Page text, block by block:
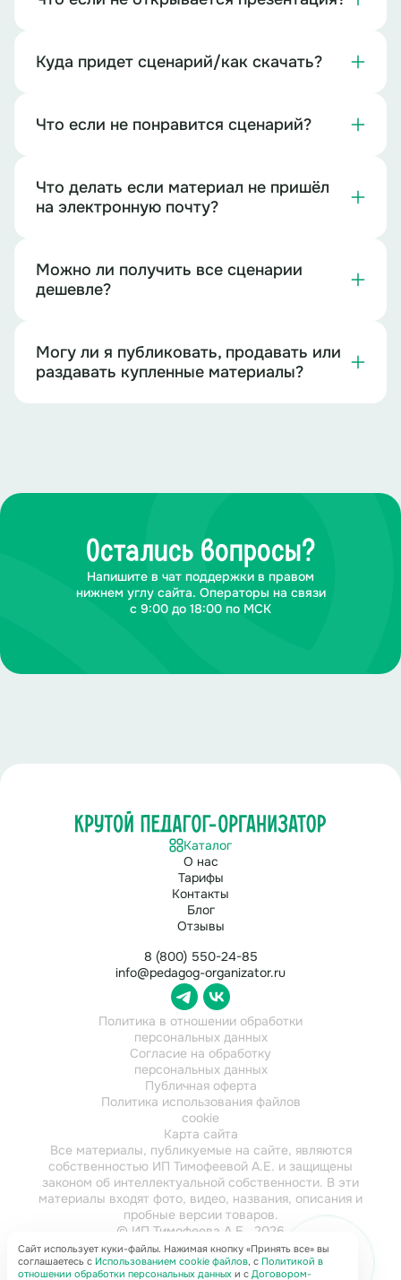
Куда придет сценарий/как скачать?
Что если не понравится сценарий?
Что делать если материал не пришёл
на электронную почту?
Можно ли получить все сценарии
дешевле?
Могу ли я публиковать, продавать или
раздавать купленные материалы?
Остались вопросы?
Напишите в чат поддержки в правом
нижнем углу сайта. Операторы на связи
с 9:00 до 18:00 по МСК
Каталог
О нас
Тарифы
Контакты
Блог
Отзывы
8 (800) 550-24-85
info@pedagog-organizator.ru
Политика в отношении обработки
персональных данных
Согласие на обработку
персональных данных
Публичная оферта
Политика использования файлов
cookie
Карта сайта
Все материалы, публикуемые на сайте, являются
собственностью ИП Тимофеевой А.Е. и защищены
законом об интеллектуальной собственности. В эти
материалы входят фото, видео, названия, описания и
пробные версии товаров.
© ИП Тимофеева А.Е., 2026
ИНН 784202616921
Сайт использует куки-файлы. Нажимая кнопку «Принять все» вы
соглашаетесь с Использованием cookie файлов, с Политикой в
отношении обработки персональных данных и с Договором-